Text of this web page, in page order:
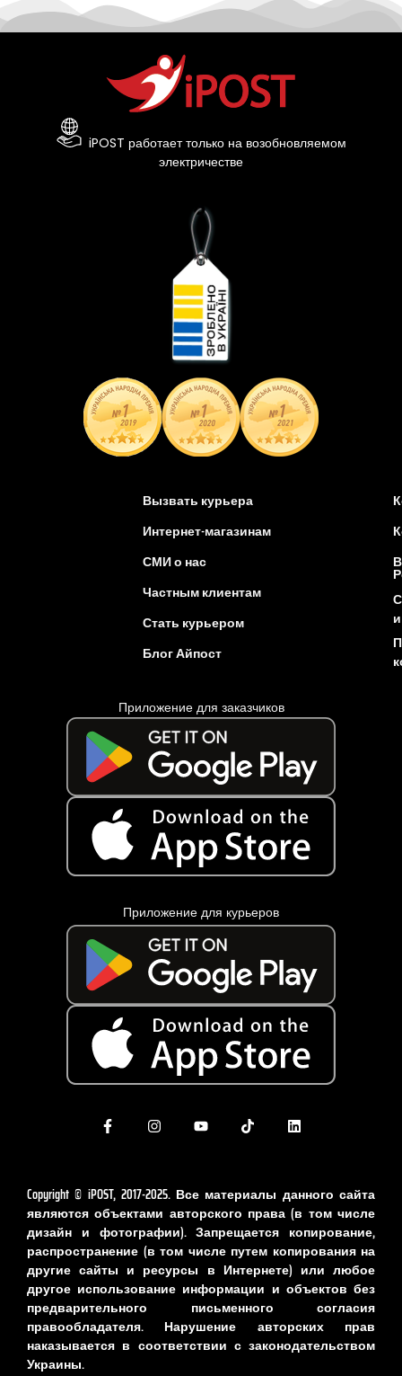
iPOST работает только на возобновляемом
электричестве
Вызвать курьера
Интернет-магазинам
СМИ о нас
Частным клиентам
Стать курьером
Блог Айпост
Приложение для заказчиков
Приложение для курьеров
Copyright © iPOST, 2017-2025. Все материалы данного сайта
являются объектами авторского права (в том числе
дизайн и фотографии). Запрещается копирование,
распространение (в том числе путем копирования на
другие сайты и ресурсы в Интернете) или любое
другое использование информации и объектов без
предварительного письменного согласия
правообладателя. Нарушение авторских прав
наказывается в соответствии с законодательством
Украины.